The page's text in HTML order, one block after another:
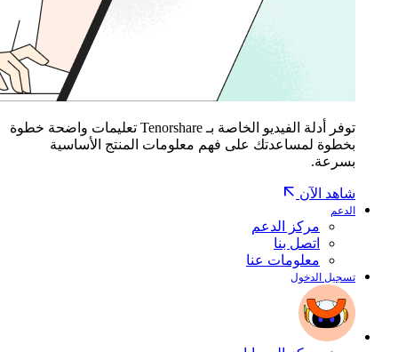
توفر أدلة الفيديو الخاصة بـ Tenorshare تعليمات واضحة خطوة
بخطوة لمساعدتك على فهم معلومات المنتج الأساسية
بسرعة.
شاهد الآن
الدعم
مركز الدعم
اتصل بنا
معلومات عنا
تسجيل الدخول